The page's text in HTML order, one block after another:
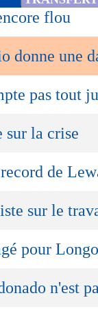
flou
donne une
pas tout
sur la crise
de
sur le
pour
n'est